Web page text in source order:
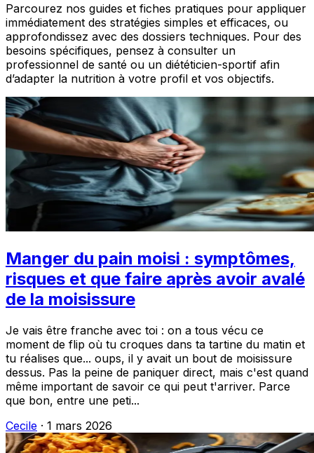
Parcourez nos guides et fiches pratiques pour appliquer
immédiatement des stratégies simples et efficaces, ou
approfondissez avec des dossiers techniques. Pour des
besoins spécifiques, pensez à consulter un
professionnel de santé ou un diététicien-sportif afin
d’adapter la nutrition à votre profil et vos objectifs.
Manger du pain moisi : symptômes,
risques et que faire après avoir avalé
de la moisissure
Je vais être franche avec toi : on a tous vécu ce
moment de flip où tu croques dans ta tartine du matin et
tu réalises que... oups, il y avait un bout de moisissure
dessus. Pas la peine de paniquer direct, mais c'est quand
même important de savoir ce qui peut t'arriver. Parce
que bon, entre une peti...
Cecile · 1 mars 2026